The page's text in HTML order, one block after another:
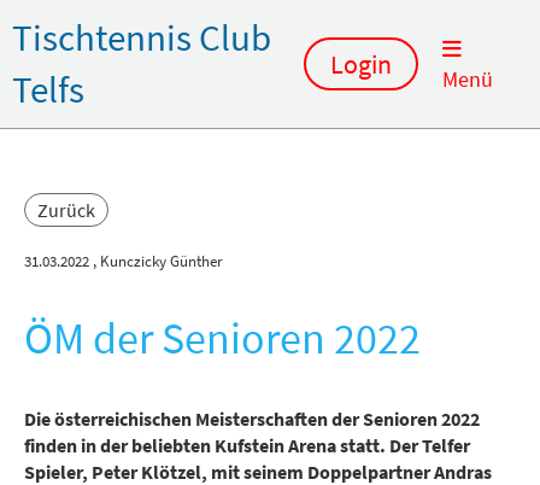
Tischtennis Club
Telfs
Login Menü
Zurück
31.03.2022 , Kunczicky Günther
ÖM der Senioren 2022
Die österreichischen Meisterschaften der Senioren 2022
finden in der beliebten Kufstein Arena statt. Der Telfer
Spieler, Peter Klötzel, mit seinem Doppelpartner Andras